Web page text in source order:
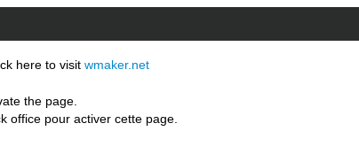
here to visit wmaker.net
the page.
office pour activer cette page.